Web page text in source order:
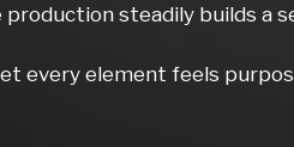
steadily builds a
every element feels